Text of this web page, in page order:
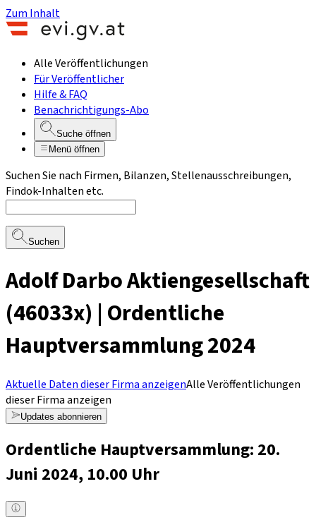
Zum Inhalt
Alle Veröffentlichungen
Für Veröffentlicher
Hilfe & FAQ
Benachrichtigungs-Abo
Suche öffnen
Menü öffnen
Suchen Sie nach Firmen, Bilanzen, Stellenausschreibungen,
Findok-Inhalten etc.
Suchen
Adolf Darbo Aktiengesellschaft
(46033x) | Ordentliche
Hauptversammlung 2024
Aktuelle Daten dieser Firma anzeigenAlle Veröffentlichungen
dieser Firma anzeigen
Updates abonnieren
Ordentliche Hauptversammlung: 20.
Juni 2024, 10.00 Uhr